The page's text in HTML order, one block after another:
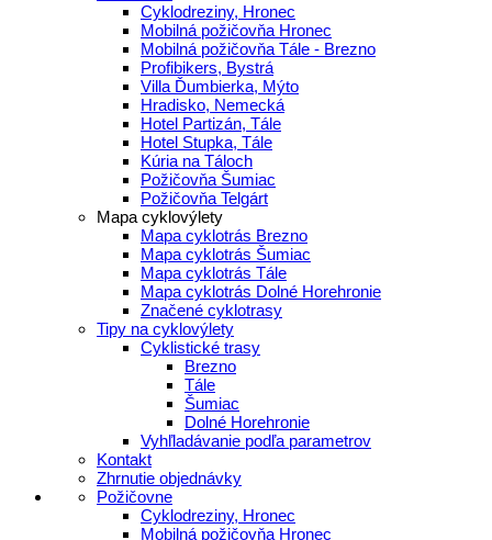
Cyklodreziny, Hronec
Mobilná požičovňa Hronec
Mobilná požičovňa Tále - Brezno
Profibikers, Bystrá
Villa Ďumbierka, Mýto
Hradisko, Nemecká
Hotel Partizán, Tále
Hotel Stupka, Tále
Kúria na Táloch
Požičovňa Šumiac
Požičovňa Telgárt
Mapa cyklovýlety
Mapa cyklotrás Brezno
Mapa cyklotrás Šumiac
Mapa cyklotrás Tále
Mapa cyklotrás Dolné Horehronie
Značené cyklotrasy
Tipy na cyklovýlety
Cyklistické trasy
Brezno
Tále
Šumiac
Dolné Horehronie
Vyhľladávanie podľa parametrov
Kontakt
Zhrnutie objednávky
Požičovne
Cyklodreziny, Hronec
Mobilná požičovňa Hronec